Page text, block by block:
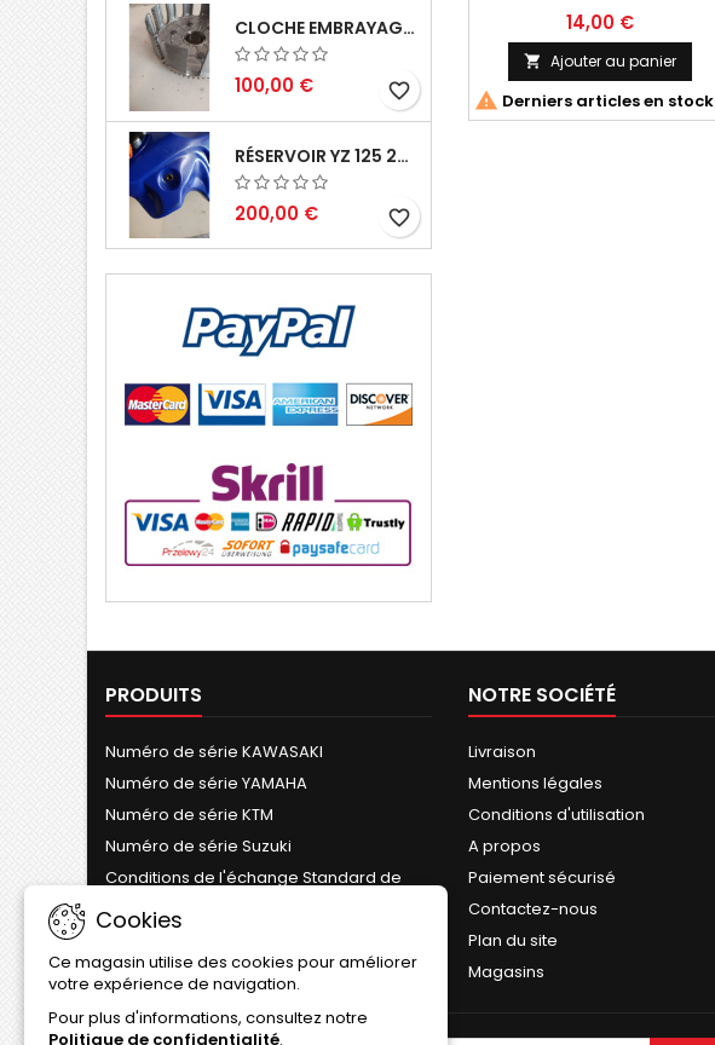
CLOCHE EMBRAYAGE YZ 125 1994 2004
100,00 € favorite_border
RÉSERVOIR YZ 125 2002 2004
200,00 € favorite_border
14,00 €
 Ajouter au panier
 Derniers articles en stock
PRODUITS
Numéro de série KAWASAKI
Numéro de série YAMAHA
Numéro de série KTM
Numéro de série Suzuki
Conditions de l'échange Standard de
Cylindre
NOTRE SOCIÉTÉ
Livraison
Mentions légales
Conditions d'utilisation
A propos
Paiement sécurisé
Contactez-nous
Plan du site
Magasins
Cookies
Ce magasin utilise des cookies pour améliorer
votre expérience de navigation.
Pour plus d'informations, consultez notre
Politique de confidentialité.